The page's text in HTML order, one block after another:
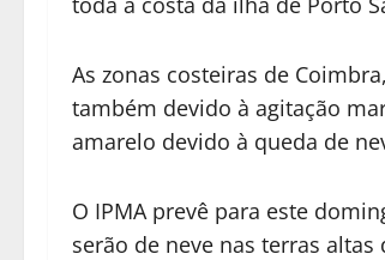
As zonas costeiras de
também devido à agitação
amarelo devido à queda de
O IPMA prevê para este
serão de neve nas terras